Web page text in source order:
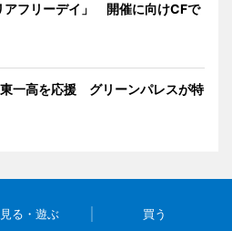
アフリーデイ」 開催に向けCFで
一高を応援 グリーンパレスが特
見る・遊ぶ 買う